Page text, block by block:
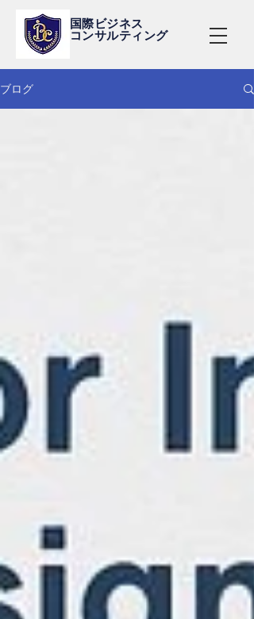
国際ビジネス
コンサルティング
ブログ